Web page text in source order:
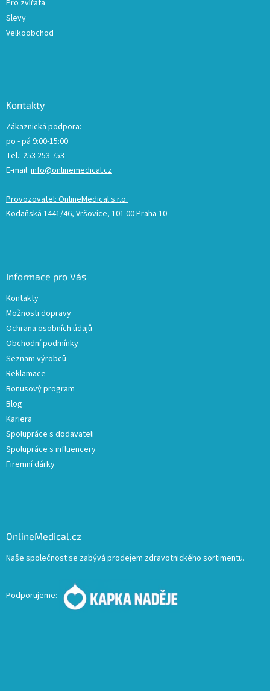
Pro zvířata
Slevy
Velkoobchod
Kontakty
Zákaznická podpora:
po - pá 9:00-15:00
Tel.: 253 253 753
E-mail: info@onlinemedical.cz
Provozovatel: OnlineMedical s.r.o.
Kodaňská 1441/46, Vršovice, 101 00 Praha 10
Informace pro Vás
Kontakty
Možnosti dopravy
Ochrana osobních údajů
Obchodní podmínky
Seznam výrobců
Reklamace
Bonusový program
Blog
Kariera
Spolupráce s dodavateli
Spolupráce s influencery
Firemní dárky
OnlineMedical.cz
Naše společnost se zabývá prodejem zdravotnického sortimentu.
Podporujeme: